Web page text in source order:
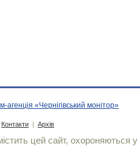
агенція «Чернігівський монітор»
Контакти | Архів
цей сайт, охороняються у